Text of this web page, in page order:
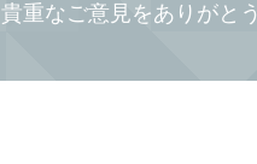
貴重なご意見をありがと